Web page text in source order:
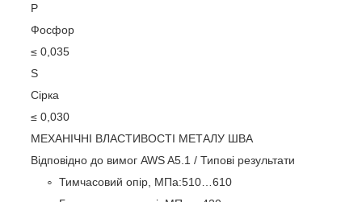
P
Фосфор
≤ 0,035
S
Сірка
≤ 0,030
МЕХАНІЧНІ ВЛАСТИВОСТІ МЕТАЛУ ШВА
Відповідно до вимог AWS A5.1 / Типові результати
Тимчасовий опір, МПа:510…610